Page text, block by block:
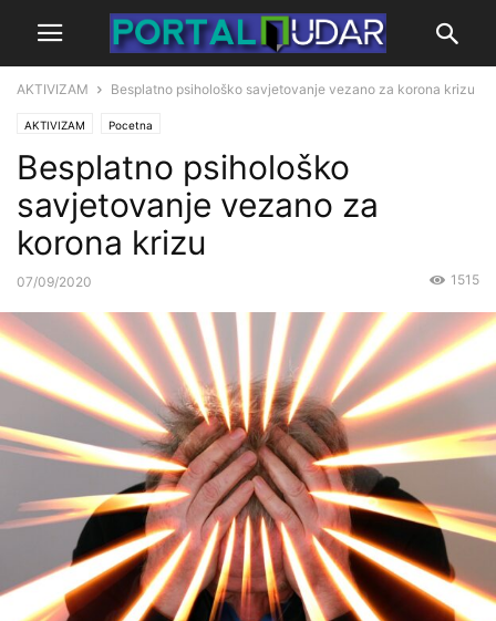
AKTIVIZAM Besplatno psihološko savjetovanje vezano za korona krizu
AKTIVIZAM Pocetna
Besplatno psihološko
savjetovanje vezano za
korona krizu
07/09/2020 1515